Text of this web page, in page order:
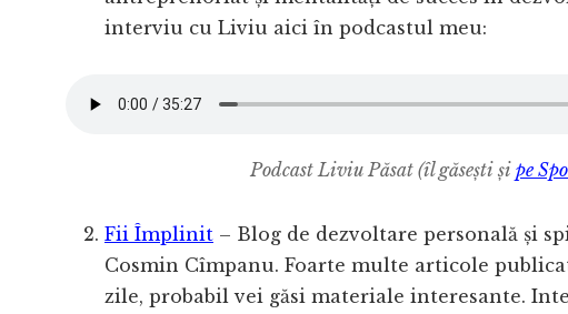
interviu cu Liviu aici în podcastul meu:
Podcast Liviu Păsat (îl găsești și pe
Fii Împlinit – Blog de dezvoltare personală și
Cosmin Cîmpanu. Foarte multe articole
zile, probabil vei găsi materiale interesante.